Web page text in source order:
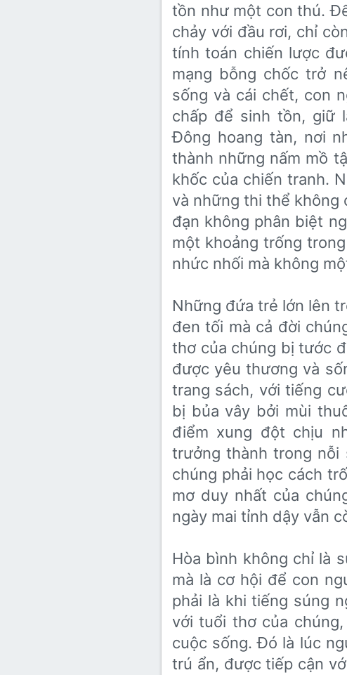
tồn như một con thú.
chảy với đầu rơi, chỉ
tính toán chiến lược
mạng bỗng chốc trở
sống và cái chết, con
chấp để sinh tồn, giữ
Đông hoang tàn, nơi
thành những nấm mồ
khốc của chiến tranh.
và những thi thể không
đạn không phân biệt
một khoảng trống
nhức nhối mà không
Những đứa trẻ lớn lên
đen tối mà cả đời
thơ của chúng bị tước
được yêu thương và
trang sách, với tiếng
bị bủa vây bởi mùi
điểm xung đột chịu
trưởng thành trong nỗi
chúng phải học cách
mơ duy nhất của
ngày mai tỉnh dậy vẫn
Hòa bình không chỉ là
mà là cơ hội để con
phải là khi tiếng súng
với tuổi thơ của
cuộc sống. Đó là lúc
trú ẩn, được tiếp cận